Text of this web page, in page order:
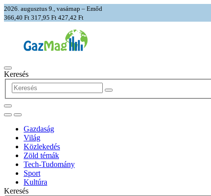
2026. augusztus 9., vasárnap – Emőd
366,40 Ft 317,95 Ft 427,42 Ft
Keresés
Gazdaság
Világ
Közlekedés
Zöld témák
Tech-Tudomány
Sport
Kultúra
Keresés